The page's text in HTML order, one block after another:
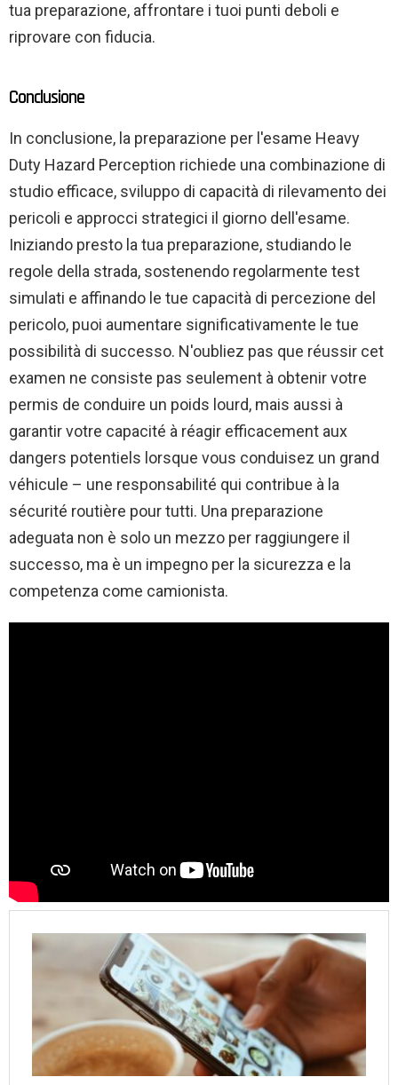
tua preparazione, affrontare i tuoi punti deboli e
riprovare con fiducia.
Conclusione
In conclusione, la preparazione per l'esame Heavy
Duty Hazard Perception richiede una combinazione di
studio efficace, sviluppo di capacità di rilevamento dei
pericoli e approcci strategici il giorno dell'esame.
Iniziando presto la tua preparazione, studiando le
regole della strada, sostenendo regolarmente test
simulati e affinando le tue capacità di percezione del
pericolo, puoi aumentare significativamente le tue
possibilità di successo. N'oubliez pas que réussir cet
examen ne consiste pas seulement à obtenir votre
permis de conduire un poids lourd, mais aussi à
garantir votre capacité à réagir efficacement aux
dangers potentiels lorsque vous conduisez un grand
véhicule – une responsabilité qui contribue à la
sécurité routière pour tutti. Una preparazione
adeguata non è solo un mezzo per raggiungere il
successo, ma è un impegno per la sicurezza e la
competenza come camionista.